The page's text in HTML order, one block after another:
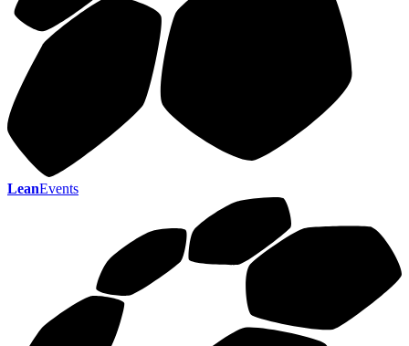
LeanEvents